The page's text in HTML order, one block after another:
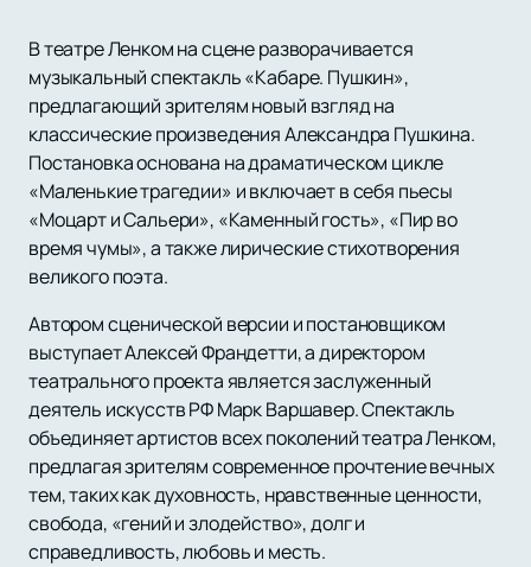
В театре Ленком на сцене разворачивается
музыкальный спектакль «Кабаре. Пушкин»,
предлагающий зрителям новый взгляд на
классические произведения Александра Пушкина.
Постановка основана на драматическом цикле
«Маленькие трагедии» и включает в себя пьесы
«Моцарт и Сальери», «Каменный гость», «Пир во
время чумы», а также лирические стихотворения
великого поэта.
Автором сценической версии и постановщиком
выступает Алексей Франдетти, а директором
театрального проекта является заслуженный
деятель искусств РФ Марк Варшавер. Спектакль
объединяет артистов всех поколений театра Ленком,
предлагая зрителям современное прочтение вечных
тем, таких как духовность, нравственные ценности,
свобода, «гений и злодейство», долг и
справедливость, любовь и месть.